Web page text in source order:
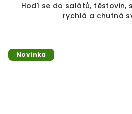
Hodí se do salátů, těstovin,
rychlá a chutná
Novinka